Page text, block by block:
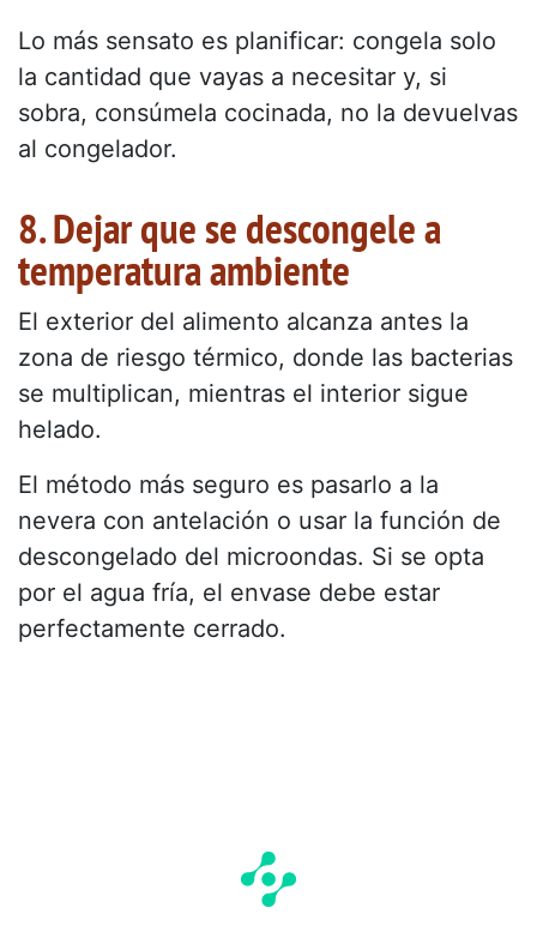
Lo más sensato es planificar: congela solo
la cantidad que vayas a necesitar y, si
sobra, consúmela cocinada, no la devuelvas
al congelador.
8. Dejar que se descongele a
temperatura ambiente
El exterior del alimento alcanza antes la
zona de riesgo térmico, donde las bacterias
se multiplican, mientras el interior sigue
helado.
El método más seguro es pasarlo a la
nevera con antelación o usar la función de
descongelado del microondas. Si se opta
por el agua fría, el envase debe estar
perfectamente cerrado.